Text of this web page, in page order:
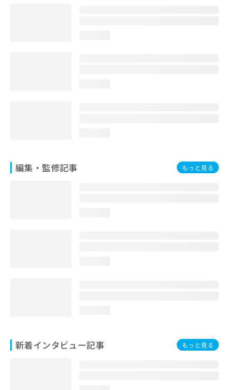
編集・監修記事 もっと見る
新着インタビュー記事 もっと見る